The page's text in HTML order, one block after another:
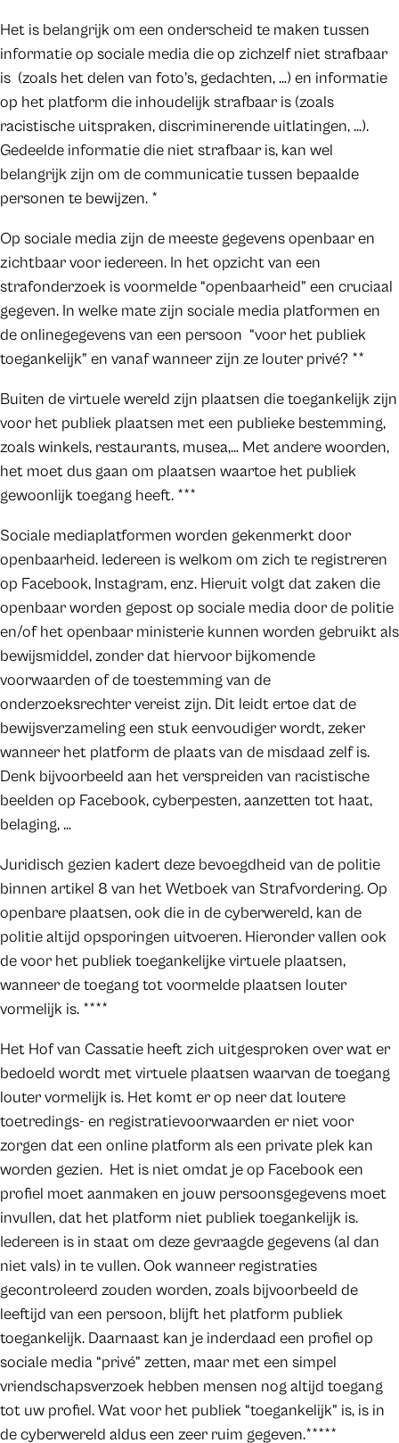
Het is belangrijk om een onderscheid te maken tussen
informatie op sociale media die op zichzelf niet strafbaar
is (zoals het delen van foto’s, gedachten, …) en informatie
op het platform die inhoudelijk strafbaar is (zoals
racistische uitspraken, discriminerende uitlatingen, …).
Gedeelde informatie die niet strafbaar is, kan wel
belangrijk zijn om de communicatie tussen bepaalde
personen te bewijzen. *
Op sociale media zijn de meeste gegevens openbaar en
zichtbaar voor iedereen. In het opzicht van een
strafonderzoek is voormelde “openbaarheid” een cruciaal
gegeven. In welke mate zijn sociale media platformen en
de onlinegegevens van een persoon “voor het publiek
toegankelijk” en vanaf wanneer zijn ze louter privé? **
Buiten de virtuele wereld zijn plaatsen die toegankelijk zijn
voor het publiek plaatsen met een publieke bestemming,
zoals winkels, restaurants, musea,… Met andere woorden,
het moet dus gaan om plaatsen waartoe het publiek
gewoonlijk toegang heeft. ***
Sociale mediaplatformen worden gekenmerkt door
openbaarheid. Iedereen is welkom om zich te registreren
op Facebook, Instagram, enz. Hieruit volgt dat zaken die
openbaar worden gepost op sociale media door de politie
en/of het openbaar ministerie kunnen worden gebruikt als
bewijsmiddel, zonder dat hiervoor bijkomende
voorwaarden of de toestemming van de
onderzoeksrechter vereist zijn. Dit leidt ertoe dat de
bewijsverzameling een stuk eenvoudiger wordt, zeker
wanneer het platform de plaats van de misdaad zelf is.
Denk bijvoorbeeld aan het verspreiden van racistische
beelden op Facebook, cyberpesten, aanzetten tot haat,
belaging, …
Juridisch gezien kadert deze bevoegdheid van de politie
binnen artikel 8 van het Wetboek van Strafvordering. Op
openbare plaatsen, ook die in de cyberwereld, kan de
politie altijd opsporingen uitvoeren. Hieronder vallen ook
de voor het publiek toegankelijke virtuele plaatsen,
wanneer de toegang tot voormelde plaatsen louter
vormelijk is. ****
Het Hof van Cassatie heeft zich uitgesproken over wat er
bedoeld wordt met virtuele plaatsen waarvan de toegang
louter vormelijk is. Het komt er op neer dat loutere
toetredings- en registratievoorwaarden er niet voor
zorgen dat een online platform als een private plek kan
worden gezien. Het is niet omdat je op Facebook een
profiel moet aanmaken en jouw persoonsgegevens moet
invullen, dat het platform niet publiek toegankelijk is.
Iedereen is in staat om deze gevraagde gegevens (al dan
niet vals) in te vullen. Ook wanneer registraties
gecontroleerd zouden worden, zoals bijvoorbeeld de
leeftijd van een persoon, blijft het platform publiek
toegankelijk. Daarnaast kan je inderdaad een profiel op
sociale media “privé” zetten, maar met een simpel
vriendschapsverzoek hebben mensen nog altijd toegang
tot uw profiel. Wat voor het publiek “toegankelijk” is, is in
de cyberwereld aldus een zeer ruim gegeven.*****